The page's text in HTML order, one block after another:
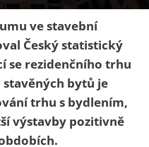
ve stavební
Český statistický
se rezidenčního trhu
bytů je
trhu s bydlením,
výstavby pozitivně